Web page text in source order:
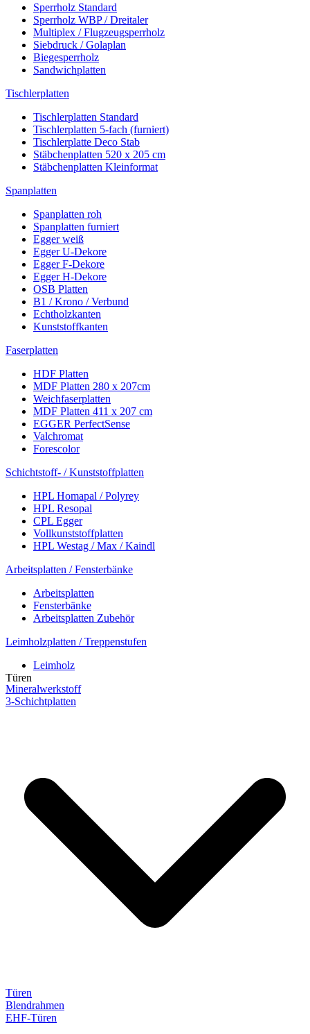
Sperrholz Standard
Sperrholz WBP / Dreitaler
Multiplex / Flugzeugsperrholz
Siebdruck / Golaplan
Biegesperrholz
Sandwichplatten
Tischlerplatten
Tischlerplatten Standard
Tischlerplatten 5-fach (furniert)
Tischlerplatte Deco Stab
Stäbchenplatten 520 x 205 cm
Stäbchenplatten Kleinformat
Spanplatten
Spanplatten roh
Spanplatten furniert
Egger weiß
Egger U-Dekore
Egger F-Dekore
Egger H-Dekore
OSB Platten
B1 / Krono / Verbund
Echtholzkanten
Kunststoffkanten
Faserplatten
HDF Platten
MDF Platten 280 x 207cm
Weichfaserplatten
MDF Platten 411 x 207 cm
EGGER PerfectSense
Valchromat
Forescolor
Schichtstoff- / Kunststoffplatten
HPL Homapal / Polyrey
HPL Resopal
CPL Egger
Vollkunststoffplatten
HPL Westag / Max / Kaindl
Arbeitsplatten / Fensterbänke
Arbeitsplatten
Fensterbänke
Arbeitsplatten Zubehör
Leimholzplatten / Treppenstufen
Leimholz
Mineralwerkstoff
3-Schichtplatten
Türen
Türen
Blendrahmen
EHF-Türen